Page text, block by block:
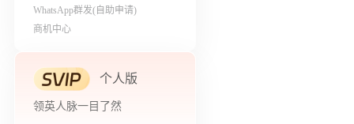
WhatsApp群发(自助申请)
商机中心
个人版
领英人脉一目了然